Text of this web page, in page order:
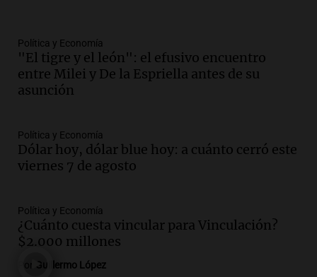
Panorama Federal
Episodios
Audio.Docentes de Jujuy denuncian
descuentos de hasta 700.000 pesos en
Episodios
Audio. Siniestro vial en Salta: una mujer
fallece tras perder el control de su
Panorama Federal
Episodios
Audio.Docentes de Jujuy enfrentan
descuentos de hasta 700.000 pesos en
sus salarios, denuncian desde el
Política y Economía
"El tigre y el león": el efusivo encuentro
entre Milei y De la Espriella antes de su
asunción
Política y Economía
Dólar hoy, dólar blue hoy: a cuánto cerró este
viernes 7 de agosto
Política y Economía
¿Cuánto cuesta vincular para Vinculación?
$2.000 millones
Guillermo López